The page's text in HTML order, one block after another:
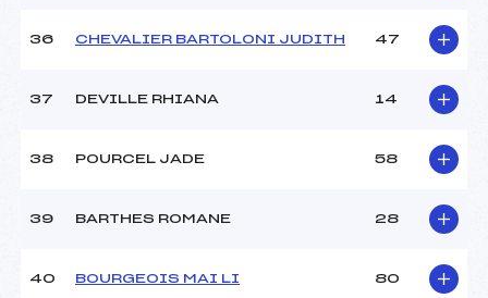
36 CHEVALIER BARTOLONI JUDITH 47
37 DEVILLE RHIANA 14
38 POURCEL JADE 58
39 BARTHES ROMANE 28
40 BOURGEOIS MAI LI 80